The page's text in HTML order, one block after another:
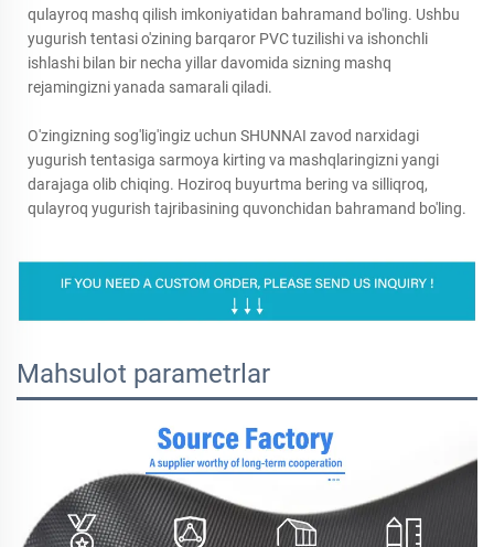
qulayroq mashq qilish imkoniyatidan bahramand bo'ling. Ushbu
yugurish tentasi o'zining barqaror PVC tuzilishi va ishonchli
ishlashi bilan bir necha yillar davomida sizning mashq
rejamingizni yanada samarali qiladi.
O'zingizning sog'lig'ingiz uchun SHUNNAI zavod narxidagi
yugurish tentasiga sarmoya kirting va mashqlaringizni yangi
darajaga olib chiqing. Hoziroq buyurtma bering va silliqroq,
qulayroq yugurish tajribasining quvonchidan bahramand bo'ling.
Mahsulot parametrlar